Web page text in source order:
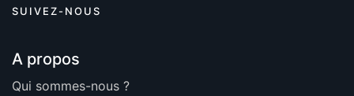
SUIVEZ-NOUS
A propos
Qui sommes-nous ?